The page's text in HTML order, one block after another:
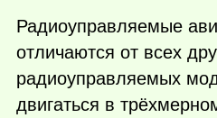
Радиоуправляемые
отличаются от всех
радиоуправляемых
двигаться в